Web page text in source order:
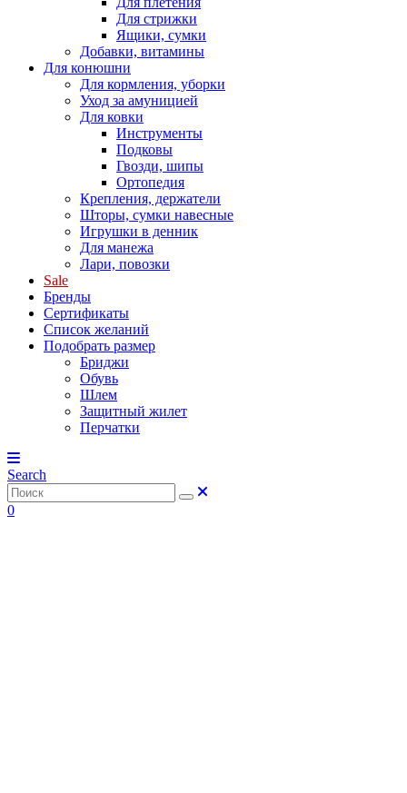
Для стрижки
Ящики, сумки
Добавки, витамины
Для конюшни
Для кормления, уборки
Уход за амуницией
Для ковки
Инструменты
Подковы
Гвозди, шипы
Ортопедия
Крепления, держатели
Шторы, сумки навесные
Игрушки в денник
Для манежа
Лари, повозки
Sale
Бренды
Сертификаты
Список желаний
Подобрать размер
Бриджи
Обувь
Шлем
Защитный жилет
Перчатки
Search
0